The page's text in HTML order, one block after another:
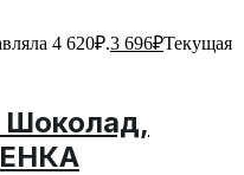
4 620₽.3 696₽Текущая
Шоколад,